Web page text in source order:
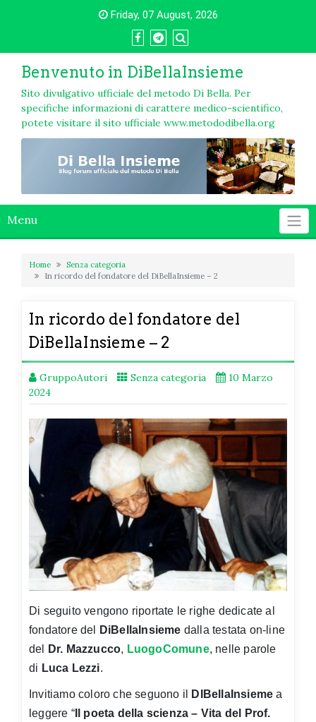
Friday, 07 August, 2026
Benvenuto in DiBellaInsieme
Sito divulgativo ufficiale del metodo Di Bella. Per
specifiche informazioni di carattere medico-scientifico,
potete visitare il sito ufficiale www.metododibella.org
Menu
Home
Senza categoria
In ricordo del fondatore del DiBellaInsieme – 2
In ricordo del fondatore del
DiBellaInsieme – 2
GruppoAutori Senza categoria
10 Marzo
2024
Di seguito vengono riportate le righe dedicate al
fondatore del
DiBellaInsieme dalla testata on-line
del
Dr. Mazzucco, LuogoComune, nelle parole
di Luca Lezzi.
Invitiamo coloro che seguono il DIBellaInsieme a
leggere “Il poeta della scienza – Vita del Prof.